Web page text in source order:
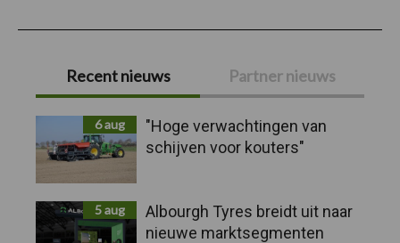
Holland
Primaire
Sidebar
Recent nieuws Partner nieuws
6 aug
"Hoge verwachtingen van
schijven voor kouters"
5 aug
Albourgh Tyres breidt uit naar
nieuwe marktsegmenten